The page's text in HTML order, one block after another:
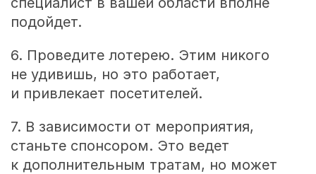
подойдет.
6. Проведите лотерею. Этим никого
не удивишь, но это работает,
и привлекает посетителей.
7. В зависимости от мероприятия,
станьте спонсором. Это ведет
к дополнительным тратам, но может